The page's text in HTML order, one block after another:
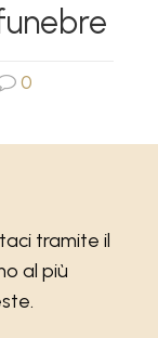
0
tramite il
al più